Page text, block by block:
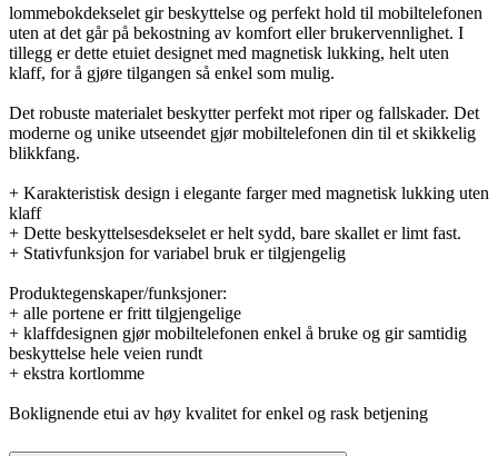
lommebokdekselet gir beskyttelse og perfekt hold til mobiltelefonen
uten at det går på bekostning av komfort eller brukervennlighet. I
tillegg er dette etuiet designet med magnetisk lukking, helt uten
klaff, for å gjøre tilgangen så enkel som mulig.
Det robuste materialet beskytter perfekt mot riper og fallskader. Det
moderne og unike utseendet gjør mobiltelefonen din til et skikkelig
blikkfang.
+ Karakteristisk design i elegante farger med magnetisk lukking uten
klaff
+ Dette beskyttelsesdekselet er helt sydd, bare skallet er limt fast.
+ Stativfunksjon for variabel bruk er tilgjengelig
Produktegenskaper/funksjoner:
+ alle portene er fritt tilgjengelige
+ klaffdesignen gjør mobiltelefonen enkel å bruke og gir samtidig
beskyttelse hele veien rundt
+ ekstra kortlomme
Boklignende etui av høy kvalitet for enkel og rask betjening